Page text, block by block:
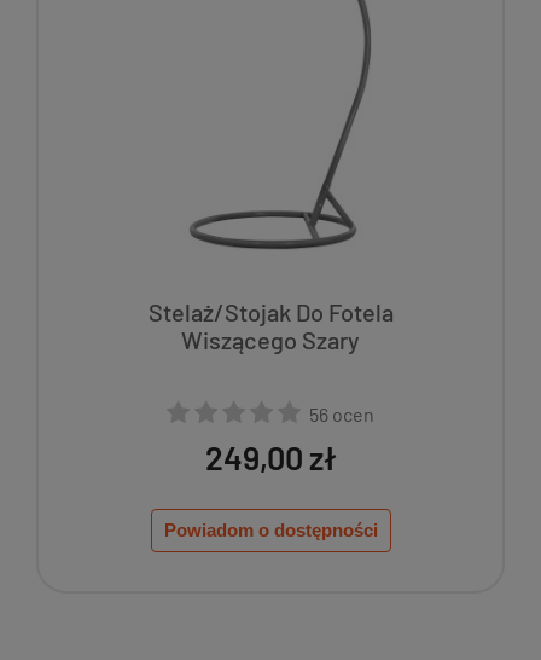
Stelaż/Stojak Do Fotela
Wiszącego Szary
56 ocen
249,00 zł
Powiadom o dostępności